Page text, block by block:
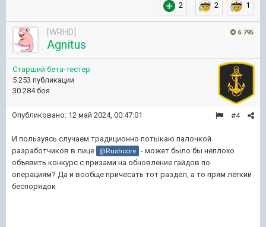
2 2 1
6 795
[WRHD]
Agnitus
Старший бета-тестер
5 253 публикации
30 284 боя
#4
Опубликовано: 12 май 2024, 00:47:01
И пользуясь случаем традиционно потыкаю палочкой
разработчиков в лице
@Rushcore - может было бы неплохо
объявить конкурс с призами на обновление гайдов по
операциям? Да и вообще причесать тот раздел, а то прям лёгкий
беспорядок